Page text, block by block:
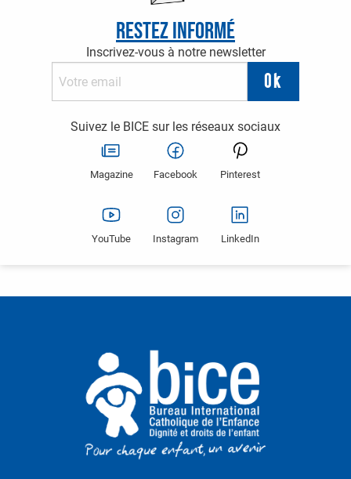
Restez informé
Inscrivez-vous à notre newsletter
Suivez le BICE sur les réseaux sociaux
Magazine Facebook Pinterest
YouTube Instagram LinkedIn